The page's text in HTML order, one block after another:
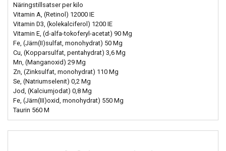
Näringstillsatser per kilo
Vitamin A, (Retinol) 12000 IE
Vitamin D3, (kolekalciferol) 1200 IE
Vitamin E, (d-alfa-tokoferyl-acetat) 90 Mg
Fe, (Järn(II)sulfat, monohydrat) 50 Mg
Cu, (Kopparsulfat, pentahydrat) 3,6 Mg
Mn, (Manganoxid) 29 Mg
Zn, (Zinksulfat, monohydrat) 110 Mg
Se, (Natriumselenit) 0,2 Mg
Jod, (Kalciumjodat) 0,8 Mg
Fe, (Järn(III)oxid, monohydrat) 550 Mg
Taurin 560 M